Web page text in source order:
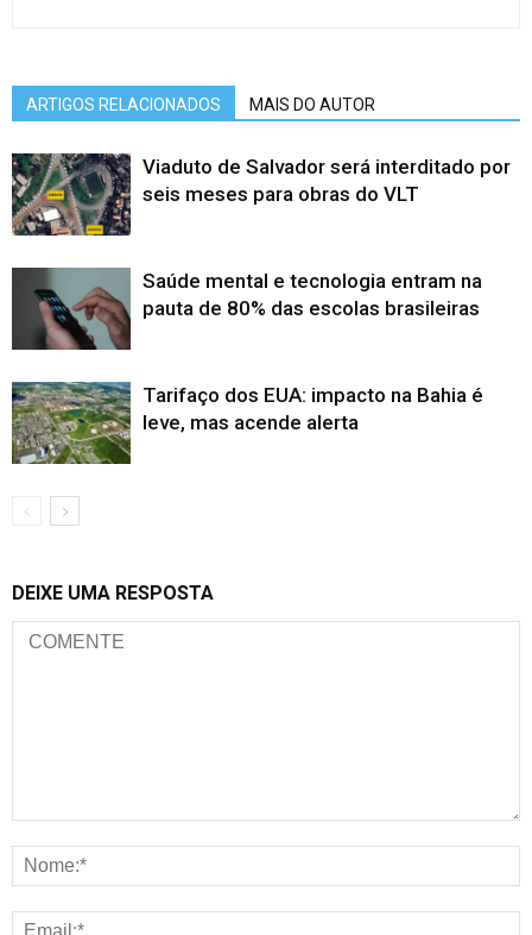
ARTIGOS RELACIONADOS MAIS DO AUTOR
Viaduto de Salvador será interditado por
seis meses para obras do VLT
Saúde mental e tecnologia entram na
pauta de 80% das escolas brasileiras
Tarifaço dos EUA: impacto na Bahia é
leve, mas acende alerta
DEIXE UMA RESPOSTA